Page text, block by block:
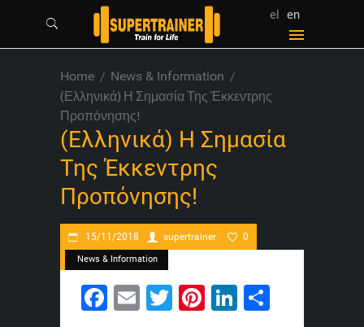
el en
Home
News & Information
(Ελληνικά) Η Σημασία Της Έκκεντρης
Προπόνησης!
(Ελληνικά) Η Σημασία
Της Έκκεντρης
Προπόνησης!
News & Information
15/11/2018 supertrainer 0
Facebook
EmailTwitter
Pinterest
LinkedIn